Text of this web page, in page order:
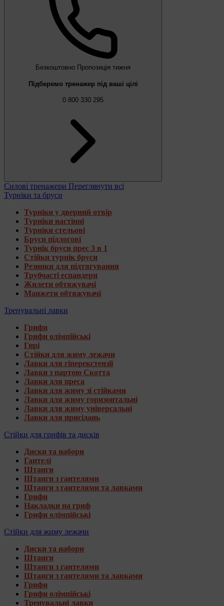
Безкоштовно Пропозиція тижня
Підберемо тренажер під ваші цілі
0 800 330 295
Силові тренажери Переглянути всі
Турніки та бруси
Турніки у дверний отвір
Турніки настінні
Турніки стельові
Бруси підлогові
Турнік бруси прес 3 в 1
Стійки турнік бруси
Резинки для підтягування
Трубчасті еспандери
Жилети обтяжувачі
Манжети обтяжувачі
Тренувальні лавки
Грифи
Грифи олімпійські
Гирі
Стійки для жиму лежачи
Лавки для гіперекстензії
Лавки з партою Скотта
Лавки для преса
Лавки для жиму зі стійками
Лавки для жиму горизонтальні
Лавки для жиму універсальні
Лавки для присідань
Стійки для грифів та дисків
Диски та набори
Гантелі
Штанги
Штанги з гантелями
Штанги з гантелями та лавками
Грифи
Накладки на гриф
Грифи олімпійські
Стійки для жиму лежачи
Диски та набори
Штанги
Штанги з гантелями
Штанги з гантелями та лавками
Грифи
Грифи олімпійські
Тренувальні лавки